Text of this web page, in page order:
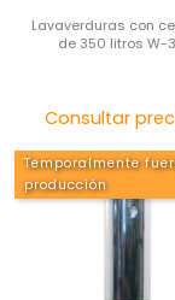
Lavaverduras con
de 350 litros W-
Consultar
Temporalmente
producción